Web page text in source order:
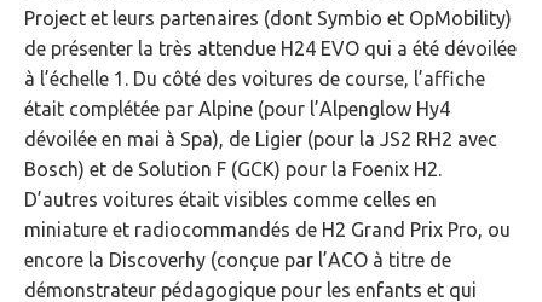
Project et leurs partenaires (dont Symbio et OpMobility)
de présenter la très attendue H24 EVO qui a été dévoilée
à l’échelle 1. Du côté des voitures de course, l’affiche
était complétée par Alpine (pour l’Alpenglow Hy4
dévoilée en mai à Spa), de Ligier (pour la JS2 RH2 avec
Bosch) et de Solution F (GCK) pour la Foenix H2.
D’autres voitures était visibles comme celles en
miniature et radiocommandés de H2 Grand Prix Pro, ou
encore la Discoverhy (conçue par l’ACO à titre de
démonstrateur pédagogique pour les enfants et qui